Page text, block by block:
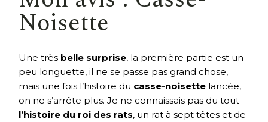
Noisette
Une très belle surprise, la première partie est un
peu longuette, il ne se passe pas grand chose,
mais une fois l’histoire du casse-noisette lancée,
on ne s’arrête plus. Je ne connaissais pas du tout
l’histoire du roi des rats, un rat à sept têtes et de